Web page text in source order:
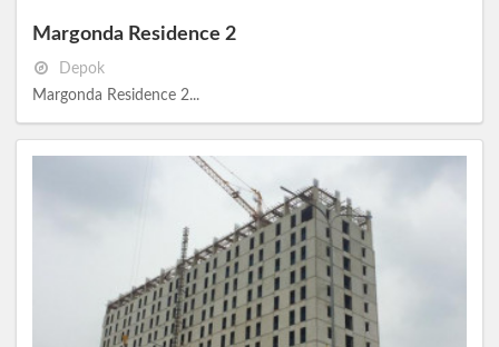
Margonda Residence 2
Depok
Margonda Residence 2...